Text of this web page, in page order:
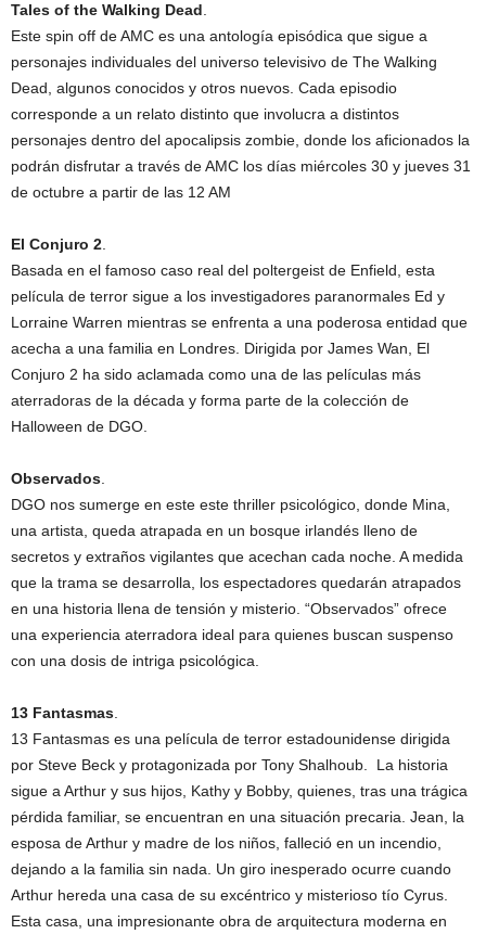
Tales of the Walking Dead.
Este spin off de AMC es una antología episódica que sigue a
personajes individuales del universo televisivo de The Walking
Dead, algunos conocidos y otros nuevos. Cada episodio
corresponde a un relato distinto que involucra a distintos
personajes dentro del apocalipsis zombie, donde los aficionados la
podrán disfrutar a través de AMC los días miércoles 30 y jueves 31
de octubre a partir de las 12 AM
El Conjuro 2.
Basada en el famoso caso real del poltergeist de Enfield, esta
película de terror sigue a los investigadores paranormales Ed y
Lorraine Warren mientras se enfrenta a una poderosa entidad que
acecha a una familia en Londres. Dirigida por James Wan, El
Conjuro 2 ha sido aclamada como una de las películas más
aterradoras de la década y forma parte de la colección de
Halloween de DGO.
Observados.
DGO nos sumerge en este este thriller psicológico, donde Mina,
una artista, queda atrapada en un bosque irlandés lleno de
secretos y extraños vigilantes que acechan cada noche. A medida
que la trama se desarrolla, los espectadores quedarán atrapados
en una historia llena de tensión y misterio. “Observados” ofrece
una experiencia aterradora ideal para quienes buscan suspenso
con una dosis de intriga psicológica.
13 Fantasmas.
13 Fantasmas es una película de terror estadounidense dirigida
por Steve Beck y protagonizada por Tony Shalhoub. La historia
sigue a Arthur y sus hijos, Kathy y Bobby, quienes, tras una trágica
pérdida familiar, se encuentran en una situación precaria. Jean, la
esposa de Arthur y madre de los niños, falleció en un incendio,
dejando a la familia sin nada. Un giro inesperado ocurre cuando
Arthur hereda una casa de su excéntrico y misterioso tío Cyrus.
Esta casa, una impresionante obra de arquitectura moderna en